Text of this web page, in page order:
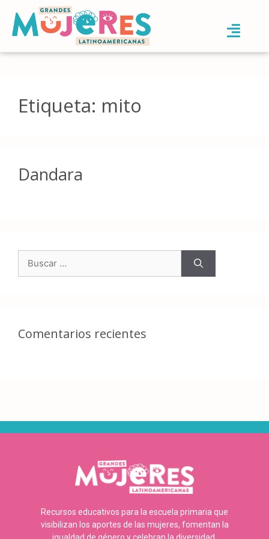
Etiqueta: mito
Dandara
Comentarios recientes
Recursos educativos para la escuela primaria que
visibilizan los aportes de las mujeres, fomentan la
igualdad de género y celebran la diversidad.